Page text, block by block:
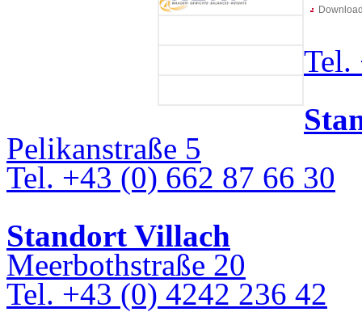
Tel.
Pelikanstraße 5
Tel. +43 (0) 662 87 66 30
Standort Villach
Meerbothstraße 20
Tel. +43 (0) 4242 236 42